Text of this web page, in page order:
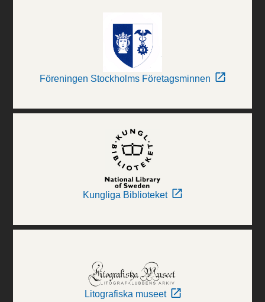
Föreningen Stockholms Företagsminnen
Kungliga Biblioteket
Litografiska museet